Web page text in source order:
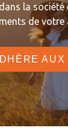
la société
de